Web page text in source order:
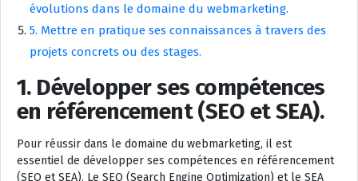
évolutions dans le domaine du webmarketing.
5. Mettre en pratique ses connaissances à travers des
projets concrets ou des stages.
1. Développer ses compétences
en référencement (SEO et SEA).
Pour réussir dans le domaine du webmarketing, il est
essentiel de développer ses compétences en référencement
(SEO et SEA). Le SEO (Search Engine Optimization) et le SEA